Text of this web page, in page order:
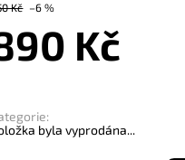
Kč –6 %
Kč
byla vyprodána...